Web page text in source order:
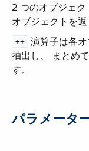
2 つのオブジェ
オブジェクトを返
++
演算子は各
抽出し、 まとめ
す。
パラメータ